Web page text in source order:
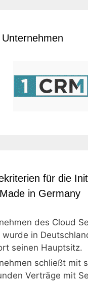
für die
in Germany
des Cloud
wurde in
seinen Hauptsitz.
schließt mit
Verträge mit